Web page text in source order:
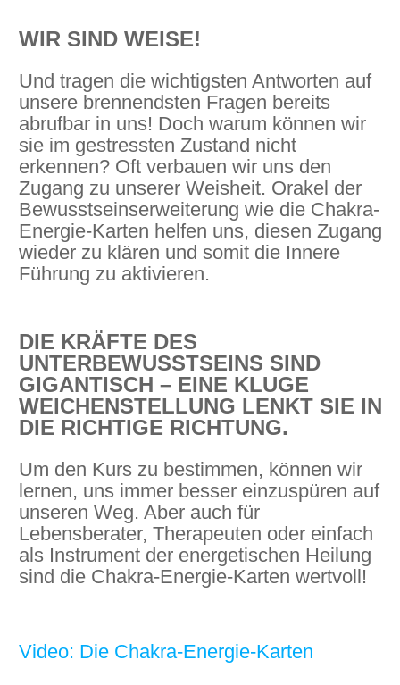
WIR SIND WEISE!
Und tragen die wichtigsten Antworten auf
unsere brennendsten Fragen bereits
abrufbar in uns! Doch warum können wir
sie im gestressten Zustand nicht
erkennen? Oft verbauen wir uns den
Zugang zu unserer Weisheit. Orakel der
Bewusstseinserweiterung wie die Chakra-
Energie-Karten helfen uns, diesen Zugang
wieder zu klären und somit die Innere
Führung zu aktivieren.
DIE KRÄFTE DES
UNTERBEWUSSTSEINS SIND
GIGANTISCH – EINE KLUGE
WEICHENSTELLUNG LENKT SIE IN
DIE RICHTIGE RICHTUNG.
Um den Kurs zu bestimmen, können wir
lernen, uns immer besser einzuspüren auf
unseren Weg. Aber auch für
Lebensberater, Therapeuten oder einfach
als Instrument der energetischen Heilung
sind die Chakra-Energie-Karten wertvoll!
Video: Die Chakra-Energie-Karten